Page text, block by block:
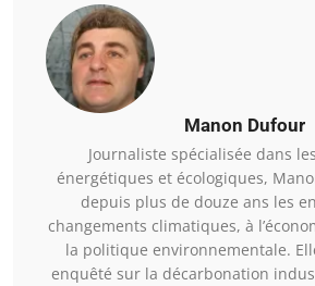
Manon Dufour
Journaliste spécialisée dans
énergétiques et écologiques,
depuis plus de douze ans les
changements climatiques, à
la politique environnementale.
enquêté sur la décarbonation